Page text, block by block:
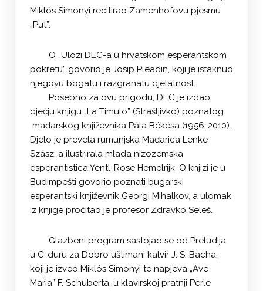
Miklós Simonyi recitirao Zamenhofovu pjesmu
„Put”.
O „Ulozi DEC-a u hrvatskom esperantskom
pokretu” govorio je Josip Pleadin, koji je istaknuo
njegovu bogatu i razgranatu djelatnost.
Posebno za ovu prigodu, DEC je izdao
dječju knjigu „La Timulo” (Strašljivko) poznatog
mađarskog književnika Pála Békésa (1956-2010).
Djelo je prevela rumunjska Mađarica Lenke
Szász, a ilustrirala mlada nizozemska
esperantistica Yentl-Rose Hemelrijk. O knjizi je u
Budimpešti govorio poznati bugarski
esperantski književnik Georgi Mihalkov, a ulomak
iz knjige pročitao je profesor Zdravko Seleš.
Glazbeni program sastojao se od Preludija
u C-duru za Dobro uštimani kalvir J. S. Bacha,
koji je izveo Miklós Simonyi te napjeva „Ave
Maria” F. Schuberta, u klavirskoj pratnji Perle